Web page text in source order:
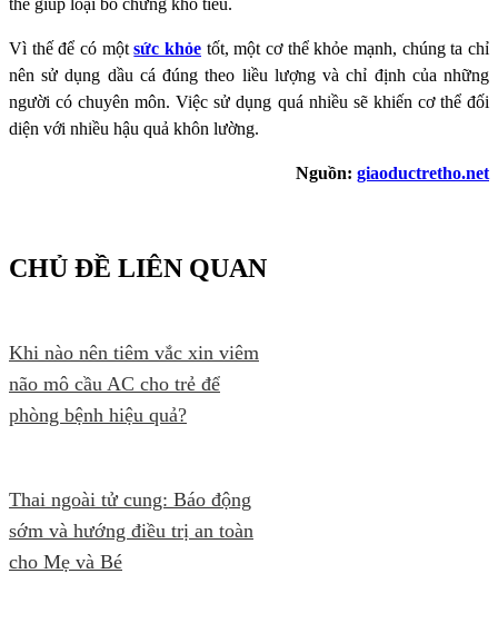
Vì thế để có mộtsức khỏe tốt, một cơ thể khỏe mạnh, chúng ta chỉ
nên sử dụng dầu cá đúng theo liều lượng và chỉ định của những
người có chuyên môn. Việc sử dụng quá nhiều sẽ khiến cơ thể đối
diện với nhiều hậu quả khôn lường.
Nguồn: giaoductretho.net
CHỦ ĐỀ LIÊN QUAN
Khi nào nên tiêm vắc xin viêm
não mô cầu AC cho trẻ để
phòng bệnh hiệu quả?
Thai ngoài tử cung: Báo động
sớm và hướng điều trị an toàn
cho Mẹ và Bé